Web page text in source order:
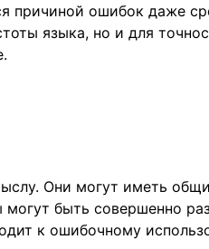
причиной ошибок даже
языка, но и для
Они могут иметь
быть совершенно
к ошибочному